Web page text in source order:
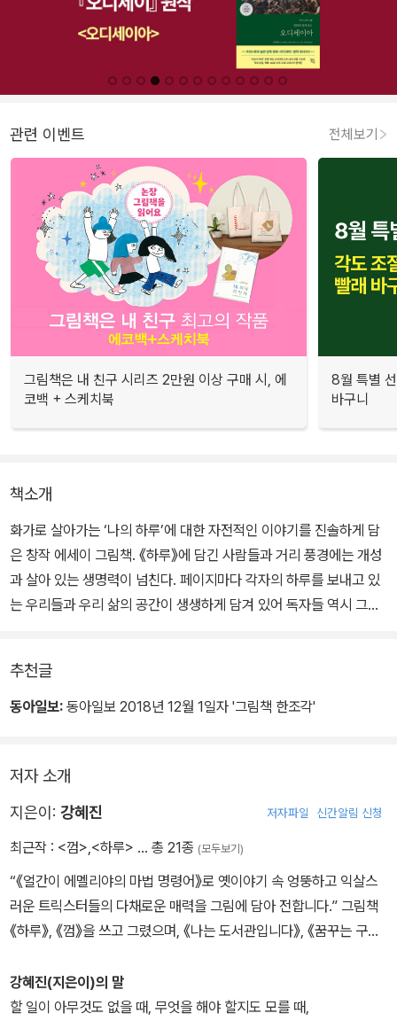
관련 이벤트 전체보기
그림책은 내 친구 시리즈 2만원 이상 구매 시, 에
코백 + 스케치북
8월 특별
바구니
책소개
화가로 살아가는 ‘나의 하루’에 대한 자전적인 이야기를 진솔하게 담
은 창작 에세이 그림책. 《하루》에 담긴 사람들과 거리 풍경에는 개성
과 살아 있는 생명력이 넘친다. 페이지마다 각자의 하루를 보내고 있
는 우리들과 우리 삶의 공간이 생생하게 담겨 있어 독자들 역시 그곳
추천글
동아일보: 동아일보 2018년 12월 1일자 '그림책 한조각'
저자 소개
지은이: 강혜진 저자파일 신간알림 신청
최근작 : <껌> <하루> … 총 21종 (모두보기)
“《얼간이 에멜리야의 마법 명령어》로 옛이야기 속 엉뚱하고 익살스
러운 트릭스터들의 다채로운 매력을 그림에 담아 전합니다.” 그림책
《하루》, 《껌》을 쓰고 그렸으며, 《나는 도서관입니다》, 《꿈꾸는 구
에 그림을 그렸습니다.
강혜진(지은이)의 말
할 일이 아무것도 없을 때, 무엇을 해야 할지도 모를 때,